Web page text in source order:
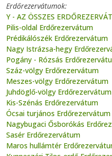
Erdőrezervátumok
Y - AZ ÖSSZES
Pilis-oldal Erdőrezervátum
Prédikálószék Erdőrezervátum
Nagy Istrázsa-hegy
Pogány - Rózsás
Száz-völgy Erdőrezervátum
Meszes-völgy Erdőrezervátum
Juhdöglő-völgy Erdőrezervátum
Kis-Szénás Erdőrezervátum
Ócsai turjános Erdőrezervátum
Nagybugaci Ősborókás
Sasér Erdőrezervátum
Maros hullámtér